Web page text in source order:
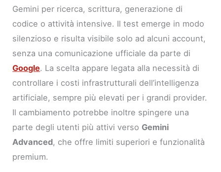
Gemini per ricerca, scrittura, generazione di
codice o attività intensive. Il test emerge in modo
silenzioso e risulta visibile solo ad alcuni account,
senza una comunicazione ufficiale da parte di
Google. La scelta appare legata alla necessità di
controllare i costi infrastrutturali dell’intelligenza
artificiale, sempre più elevati per i grandi provider.
Il cambiamento potrebbe inoltre spingere una
parte degli utenti più attivi verso Gemini
Advanced, che offre limiti superiori e funzionalità
premium.